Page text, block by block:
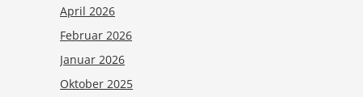
April 2026
Februar 2026
Januar 2026
Oktober 2025